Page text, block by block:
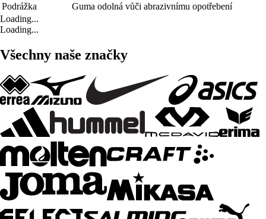
Podrážka
Guma odolná vůči abrazivnímu opotřebení
Loading...
Loading...
Všechny naše značky